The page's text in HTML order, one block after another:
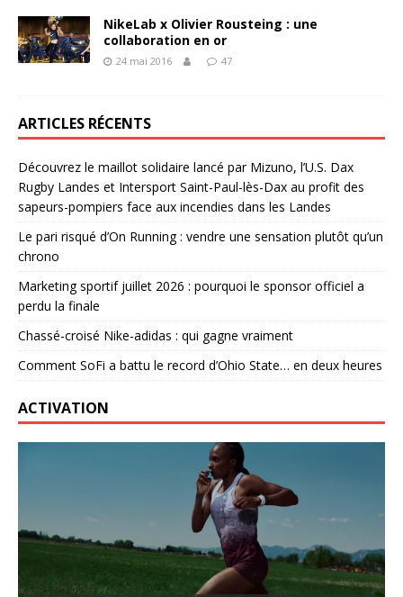
NikeLab x Olivier Rousteing : une
collaboration en or
24 mai 2016 47
ARTICLES RÉCENTS
Découvrez le maillot solidaire lancé par Mizuno, l’U.S. Dax
Rugby Landes et Intersport Saint-Paul-lès-Dax au profit des
sapeurs-pompiers face aux incendies dans les Landes
Le pari risqué d’On Running : vendre une sensation plutôt qu’un
chrono
Marketing sportif juillet 2026 : pourquoi le sponsor officiel a
perdu la finale
Chassé-croisé Nike-adidas : qui gagne vraiment
Comment SoFi a battu le record d’Ohio State… en deux heures
ACTIVATION